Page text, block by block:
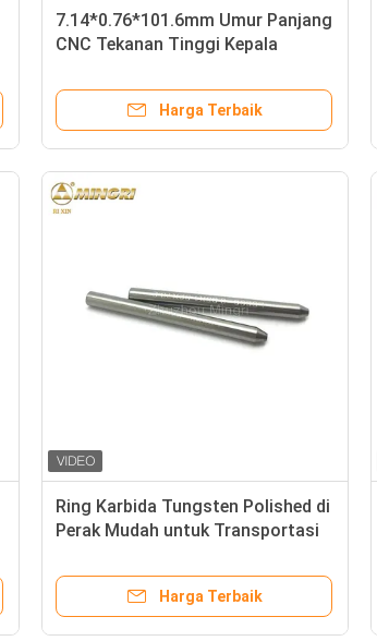
7.14*0.76*101.6mm Umur Panjang
CNC Tekanan Tinggi Kepala
suku cadang Tungsten Karbida
Waterjet Nozzle Cutter
Harga Terbaik
Ring Karbida Tungsten Polished di
Perak Mudah untuk Transportasi
Harga Terbaik